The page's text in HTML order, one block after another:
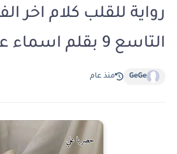
رواية للقلب كلام اخر
التاسع 9 بقلم اسماء علي
GeGe منذ عام